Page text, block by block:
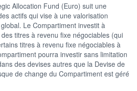
18
-
Allocation Fund (Euro) suit une
actifs qui vise à une valorisation
Le Compartiment investit à
titres à revenu fixe négociables (qui
titres à revenu fixe négociables à
pourra investir sans limitation
des devises autres que la Devise de
de change du Compartiment est géré